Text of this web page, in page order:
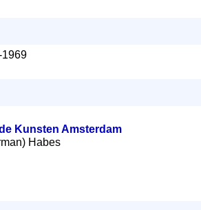
1969
Kunsten Amsterdam
Habes